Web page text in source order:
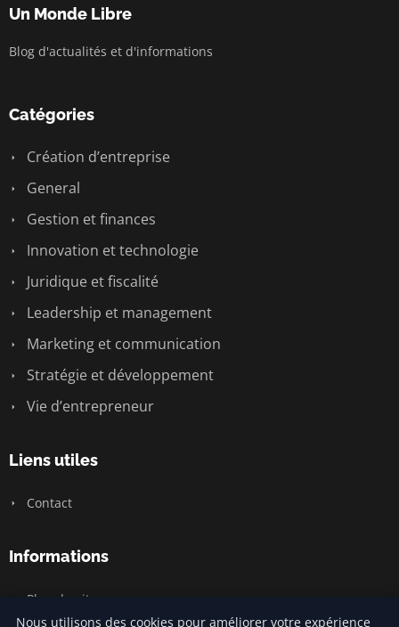
Un Monde Libre
Blog d'actualités et d'informations
Catégories
Création d’entreprise
General
Gestion et finances
Innovation et technologie
Juridique et fiscalité
Leadership et management
Marketing et communication
Stratégie et développement
Vie d’entrepreneur
Liens utiles
Contact
Informations
Plan du site
Nous utilisons des cookies pour améliorer votre expérience